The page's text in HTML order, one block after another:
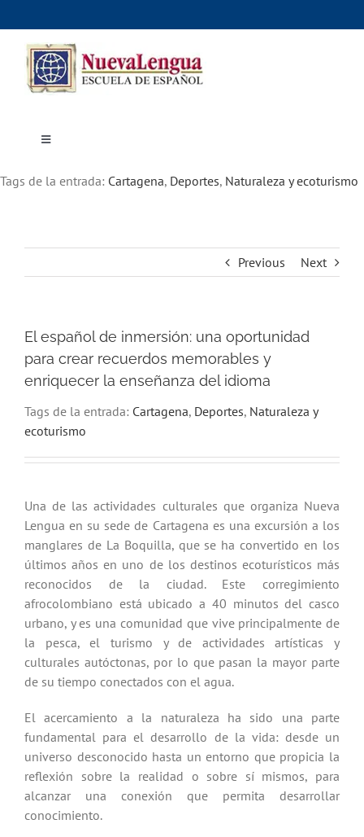
to
content
Toggle
Cursos
Tags de la entrada: Cartagena, Deportes, Naturaleza y ecoturismo
Previous Next
El español de inmersión: una oportunidad
para crear recuerdos memorables y
enriquecer la enseñanza del idioma
Tags de la entrada: Cartagena, Deportes, Naturaleza y
ecoturismo
Una de las actividades culturales que organiza Nueva
Lengua en su sede de Cartagena es una excursión a los
manglares de La Boquilla, que se ha convertido en los
últimos años en uno de los destinos ecoturísticos más
reconocidos de la ciudad. Este corregimiento
afrocolombiano está ubicado a 40 minutos del casco
urbano, y es una comunidad que vive principalmente de
la pesca, el turismo y de actividades artísticas y
culturales autóctonas, por lo que pasan la mayor parte
de su tiempo conectados con el agua.
El acercamiento a la naturaleza ha sido una parte
fundamental para el desarrollo de la vida: desde un
universo desconocido hasta un entorno que propicia la
reflexión sobre la realidad o sobre sí mismos, para
alcanzar una conexión que permita desarrollar
conocimiento.